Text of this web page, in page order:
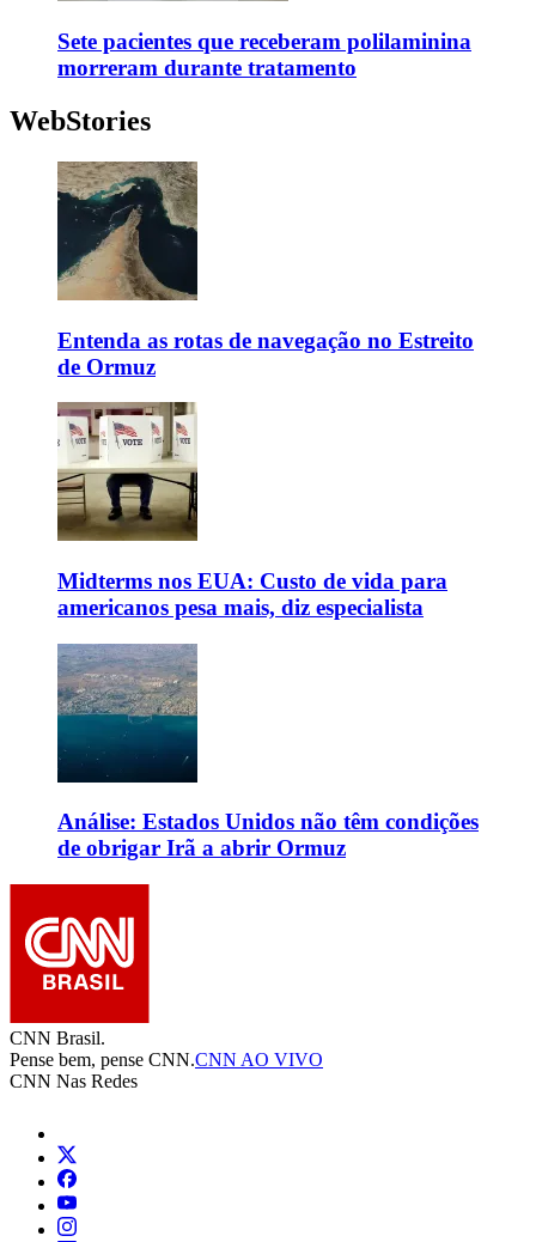
Sete pacientes que receberam polilaminina
morreram durante tratamento
WebStories
Entenda as rotas de navegação no Estreito
de Ormuz
Midterms nos EUA: Custo de vida para
americanos pesa mais, diz especialista
Análise: Estados Unidos não têm condições
de obrigar Irã a abrir Ormuz
CNN Brasil.
Pense bem, pense CNN.CNN AO VIVO
CNN Nas Redes